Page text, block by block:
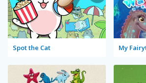
Spot the Cat My